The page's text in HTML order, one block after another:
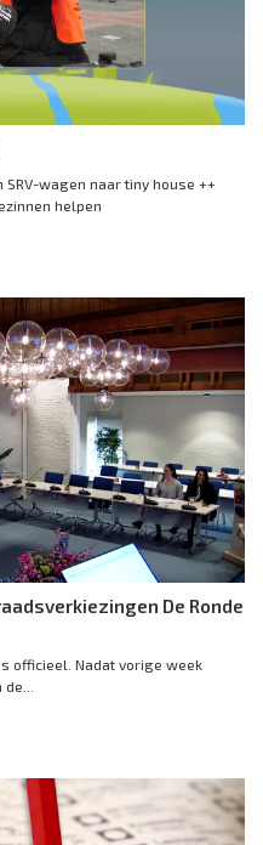
wagen naar tiny house ++
helpen
De Ronde
officieel. Nadat vorige week